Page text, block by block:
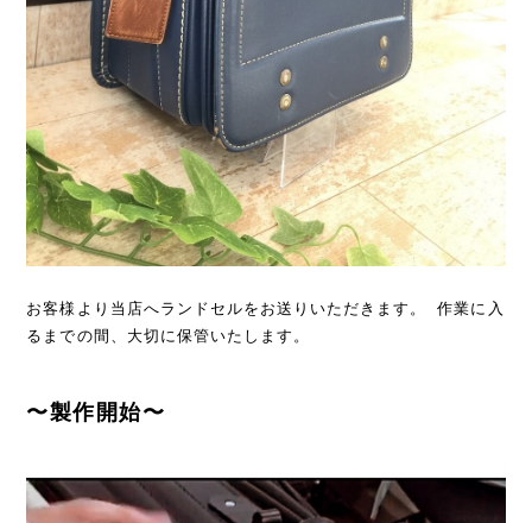
お客様より当店へランドセルをお送りいただきます。 作業に入
るまでの間、大切に保管いたします。
〜製作開始〜